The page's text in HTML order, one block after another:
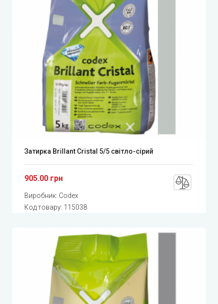
Затирка Brillant Cristal 5/5 світло-сірий
905.00 грн
Виробник: Codex
Код товару: 115038